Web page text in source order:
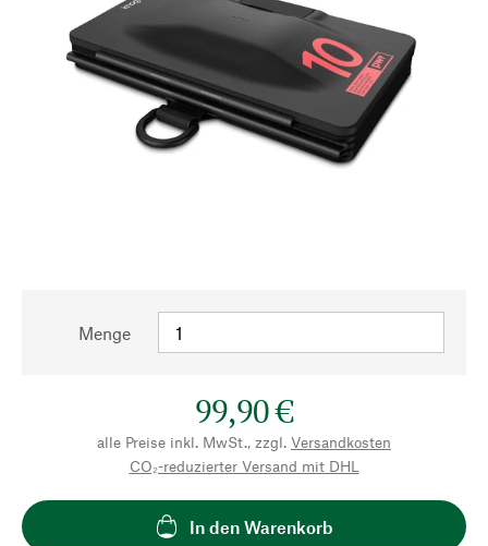
Menge
99,90 €
alle Preise inkl. MwSt., zzgl. Versandkosten
CO₂-reduzierter Versand mit DHL
In den Warenkorb